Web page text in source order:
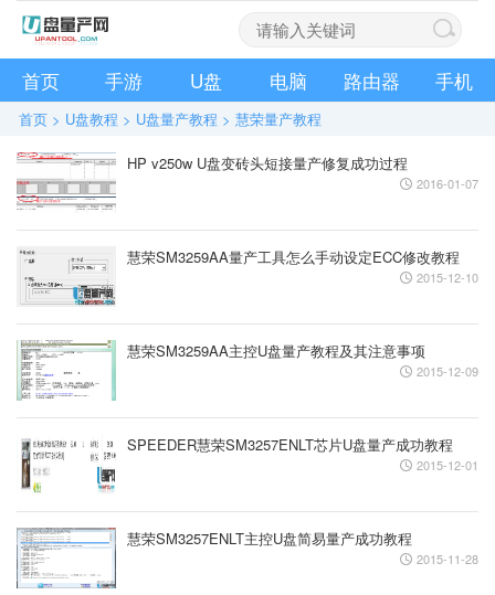
首页 手游 U盘 电脑 路由器 手机
首页 > U盘教程 > U盘量产教程 > 慧荣量产教程
HP v250w U盘变砖头短接量产修复成功过程
2016-01-07
慧荣SM3259AA量产工具怎么手动设定ECC修改教程
2015-12-10
慧荣SM3259AA主控U盘量产教程及其注意事项
2015-12-09
SPEEDER慧荣SM3257ENLT芯片U盘量产成功教程
2015-12-01
慧荣SM3257ENLT主控U盘简易量产成功教程
2015-11-28